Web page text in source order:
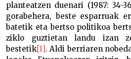
planteatzen duenari (1987: 34-
gorabehera, beste esparruak
batetik eta bertso politikoa
ziklo guztietan landu izan
bestetik [1] . Aldi berriaren